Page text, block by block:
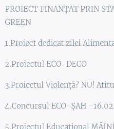
PROIECT FINANȚAT PRIN
GREEN
1.Proiect dedicat zilei
2.Proiectul ECO-DECO
3.Proiectul Violență? NU!
4.Concursul ECO-ȘAH -
5.Proiectul Educațional